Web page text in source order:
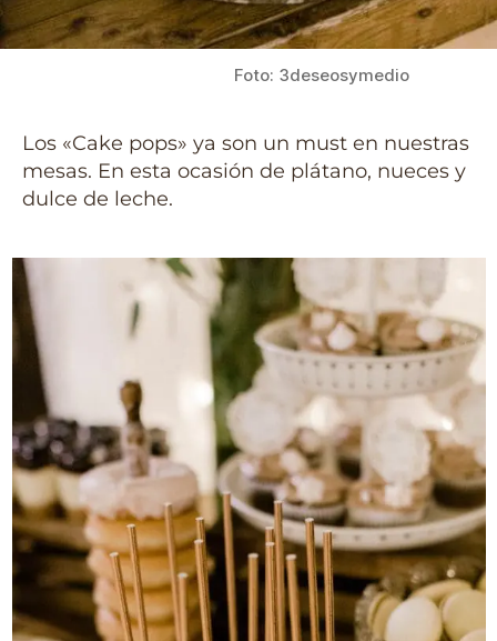
Foto: 3deseosymedio
Los «Cake pops» ya son un must en nuestras
mesas. En esta ocasión de plátano, nueces y
dulce de leche.